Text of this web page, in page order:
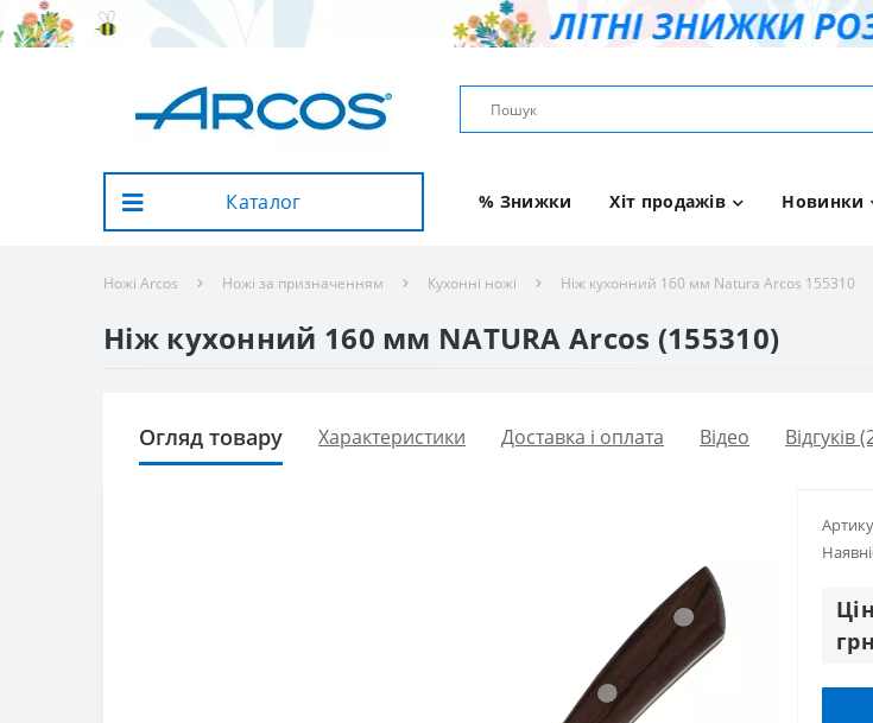
Каталог % Знижки Хіт продажів Новинки
Ножі Arcos Ножі за призначенням Кухонні ножі Ніж кухонний 160 мм Natura Arcos 155310
Ніж кухонний 160 мм NATURA Arcos (155310)
Огляд товару Характеристики Доставка і оплата Вiдео Відгуків